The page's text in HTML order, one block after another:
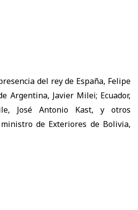
del rey de España, Felipe
Argentina, Javier Milei; Ecuador,
José Antonio Kast, y otros
de Exteriores de Bolivia,